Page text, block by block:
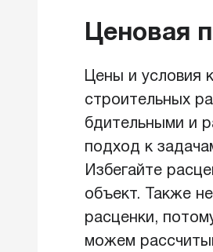
Ценовая
Цены и условия
строительных
бдительными и
подход к
Избегайте
объект. Также
расценки,
можем